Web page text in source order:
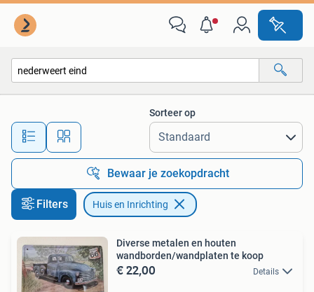
Alle afstanden…
Sorteer op
Bewaar je zoekopdracht
Filters Huis en Inrichting
Diverse metalen en houten
wandborden/wandplaten te koop
€ 22,00 Details